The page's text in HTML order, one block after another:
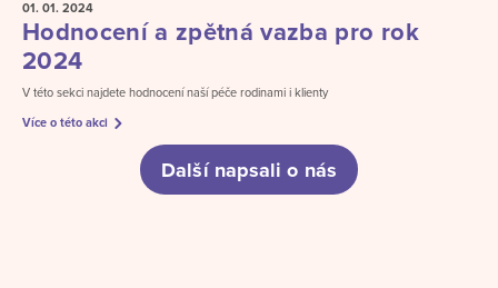
01. 01. 2024
Hodnocení a zpětná vazba pro rok
2024
V této sekci najdete hodnocení naší péče rodinami i klienty
Více o této akci
Další napsali o nás